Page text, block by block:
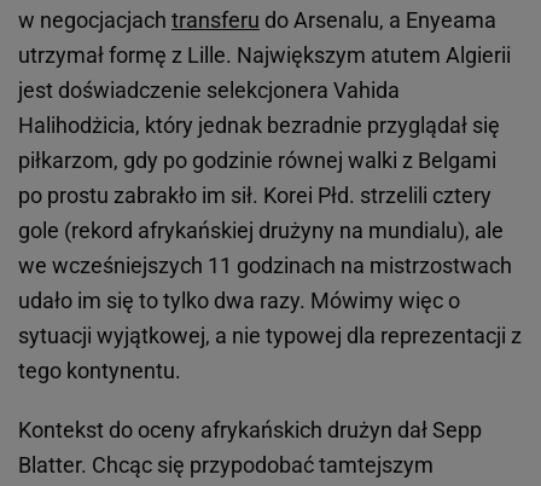
w negocjacjach transferu do Arsenalu, a Enyeama
utrzymał formę z Lille. Największym atutem Algierii
jest doświadczenie selekcjonera Vahida
Halihodżicia, który jednak bezradnie przyglądał się
piłkarzom, gdy po godzinie równej walki z Belgami
po prostu zabrakło im sił. Korei Płd. strzelili cztery
gole (rekord afrykańskiej drużyny na mundialu), ale
we wcześniejszych 11 godzinach na mistrzostwach
udało im się to tylko dwa razy. Mówimy więc o
sytuacji wyjątkowej, a nie typowej dla reprezentacji z
tego kontynentu.
Kontekst do oceny afrykańskich drużyn dał Sepp
Blatter. Chcąc się przypodobać tamtejszym